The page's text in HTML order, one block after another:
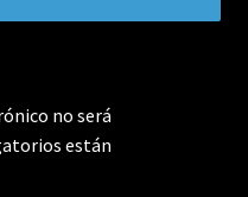
no será
están